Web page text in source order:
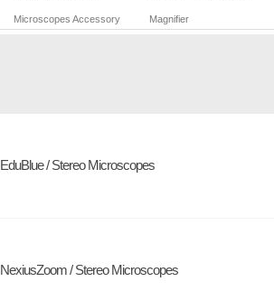
Microscopes Accessory Magnifier
EduBlue / Stereo Microscopes
NexiusZoom / Stereo Microscopes